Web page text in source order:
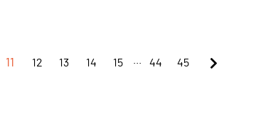
11 12 13 14 15 44 45